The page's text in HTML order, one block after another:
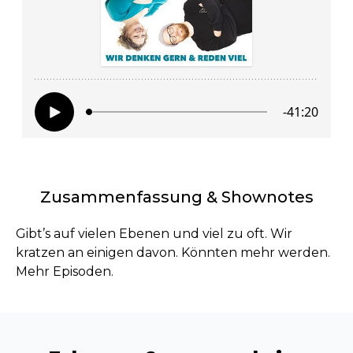
Zusammenfassung & Shownotes
Gibt’s auf vielen Ebenen und viel zu oft. Wir
kratzen an einigen davon. Könnten mehr werden.
Mehr Episoden.